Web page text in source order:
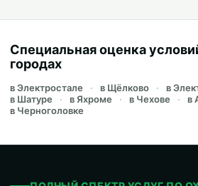
Специальная оценка
городах
в Электростале в Щёлково
в
в Шатуре
в Яхроме в Чехове
в
в Черноголовке